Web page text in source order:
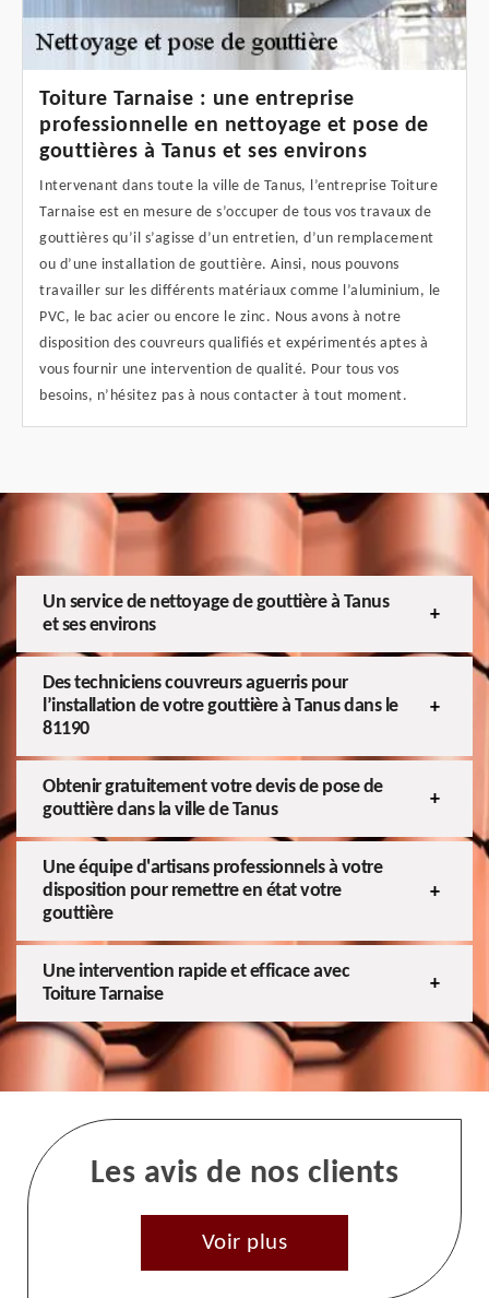
Toiture Tarnaise : une entreprise
professionnelle en nettoyage et pose de
gouttières à Tanus et ses environs
Intervenant dans toute la ville de Tanus, l’entreprise Toiture
Tarnaise est en mesure de s’occuper de tous vos travaux de
gouttières qu’il s’agisse d’un entretien, d’un remplacement
ou d’une installation de gouttière. Ainsi, nous pouvons
travailler sur les différents matériaux comme l’aluminium, le
PVC, le bac acier ou encore le zinc. Nous avons à notre
disposition des couvreurs qualifiés et expérimentés aptes à
vous fournir une intervention de qualité. Pour tous vos
besoins, n’hésitez pas à nous contacter à tout moment.
Un service de nettoyage de gouttière à Tanus
et ses environs
Des techniciens couvreurs aguerris pour
l’installation de votre gouttière à Tanus dans le
81190
Obtenir gratuitement votre devis de pose de
gouttière dans la ville de Tanus
Une équipe d'artisans professionnels à votre
disposition pour remettre en état votre
gouttière
Une intervention rapide et efficace avec
Toiture Tarnaise
Les avis de nos clients
Voir plus